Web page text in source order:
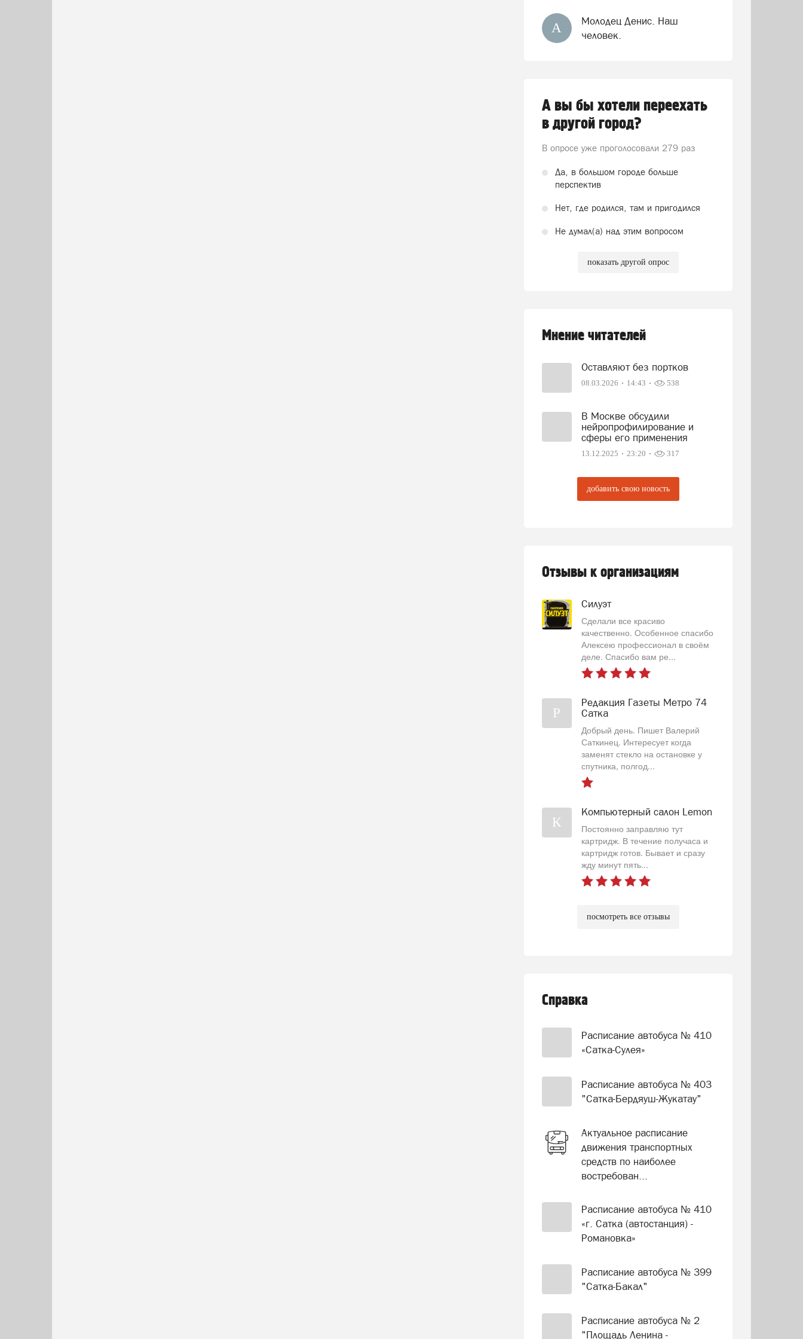
А
Молодец Денис. Наш
человек.
А вы бы хотели переехать
в другой город?
В опросе уже проголосовали 279 раз
Да, в большом городе больше
перспектив
Нет, где родился, там и пригодился
Не думал(а) над этим вопросом
показать другой опрос
Мнение читателей
Оставляют без портков
08.03.2026 14:43 538
В Москве обсудили
нейропрофилирование и
сферы его применения
13.12.2025 23:20 317
добавить свою новость
Отзывы к организациям
Силуэт
Сделали все красиво
качественно. Особенное спасибо
Алексею профессионал в своём
деле. Спасибо вам ре...
Р
Редакция Газеты Метро 74
Сатка
Добрый день. Пишет Валерий
Саткинец. Интересует когда
заменят стекло на остановке у
спутника, полгод...
К
Компьютерный салон Lemon
Постоянно заправляю тут
картридж. В течение получаса и
картридж готов. Бывает и сразу
жду минут пять...
посмотреть все отзывы
Справка
Расписание автобуса № 410
«Сатка-Сулея»
Расписание автобуса № 403
"Сатка-Бердяуш-Жукатау"
Актуальное расписание
движения транспортных
средств по наиболее
востребован...
Расписание автобуса № 410
«г. Сатка (автостанция) -
Романовка»
Расписание автобуса № 399
"Сатка-Бакал"
Расписание автобуса № 2
"Площадь Ленина -